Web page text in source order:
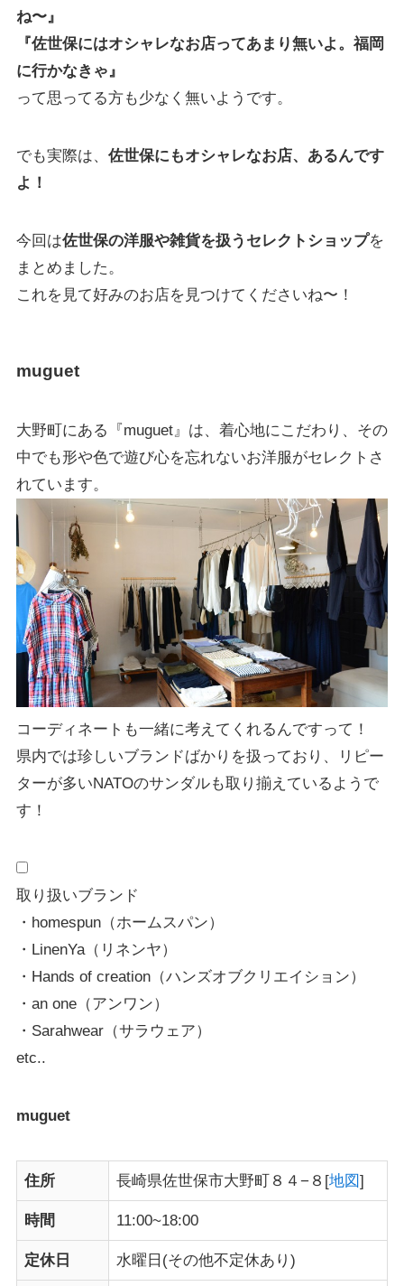
ね〜』
『佐世保にはオシャレなお店ってあまり無いよ。福岡
に行かなきゃ』
って思ってる方も少なく無いようです。
でも実際は、 佐世保にもオシャレなお店、あるんです
よ！
今回は佐世保の洋服や雑貨を扱うセレクトショップを
まとめました。
これを見て好みのお店を見つけてくださいね〜！
muguet
大野町にある『muguet』は、着心地にこだわり、その
中でも形や色で遊び心を忘れないお洋服がセレクトさ
れています。
コーディネートも一緒に考えてくれるんですって！
県内では珍しいブランドばかりを扱っており、リピー
ターが多いNATOのサンダルも取り揃えているようで
す！
取り扱いブランド
・homespun（ホームスパン）
・LinenYa（リネンヤ）
・Hands of creation（ハンズオブクリエイション）
・an one（アンワン）
・Sarahwear（サラウェア）
etc..
muguet
住所 長崎県佐世保市大野町８４−８[地図]
時間 11:00~18:00
定休日 水曜日(その他不定休あり)